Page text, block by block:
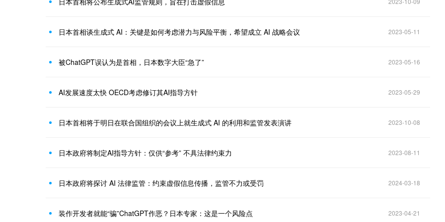
日本首相谈生成式 AI：关键是如何考虑潜力与风险平衡，希望成立 AI 战略会议 2023-05-11
被ChatGPT误认为是首相，日本数字大臣“急了” 2023-05-16
AI发展速度太快 OECD考虑修订其AI指导方针 2023-05-29
日本首相将于明日在联合国组织的会议上就生成式 AI 的利用和监管发表演讲 2023-10-08
日本政府将制定AI指导方针：仅供“参考” 不具法律约束力 2023-08-11
日本政府将探讨 AI 法律监管：约束虚假信息传播，监管不力或受罚 2024-03-18
装作开发者就能“骗”ChatGPT作恶？日本专家：这是一个风险点 2023-04-21